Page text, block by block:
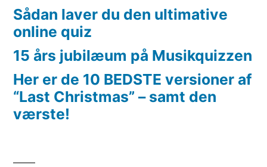
Sådan laver du den ultimative
online quiz
15 års jubilæum på Musikquizzen
Her er de 10 BEDSTE versioner af
“Last Christmas” – samt den
værste!